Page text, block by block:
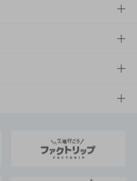
テナビリティ経営